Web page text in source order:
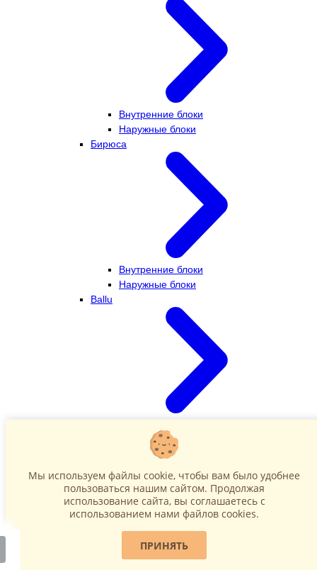
Внутренние блоки
Наружные блоки
Бирюса
Внутренние блоки
Наружные блоки
Ballu
Наружные блоки
Мы используем файлы cookie, чтобы вам было удобнее
пользоваться нашим сайтом. Продолжая
использование сайта, вы соглашаетесь c
использованием нами файлов cookies.
ПРИНЯТЬ